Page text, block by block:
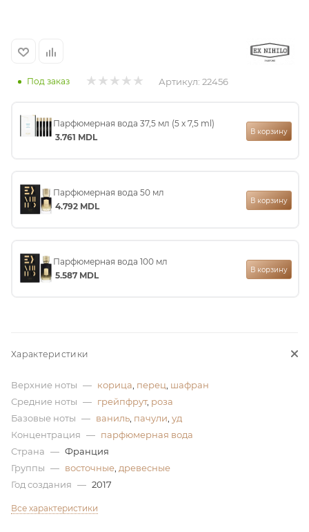
Под заказ Артикул: 22456
Парфюмерная вода 37,5 мл (5 х 7,5 ml)
3.761 MDL
В корзину
Парфюмерная вода 50 мл
4.792 MDL
В корзину
Парфюмерная вода 100 мл
5.587 MDL
В корзину
Характеристики
Верхние ноты — корица перец шафран
Средние ноты — грейпфрут, роза
Базовые ноты — ваниль пачули уд
Концентрация — парфюмерная вода
Страна — Франция
Группы — восточные древесные
Год создания — 2017
Все характеристики